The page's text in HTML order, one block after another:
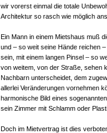
wir vorerst einmal die totale
Architektur so rasch wie möglich
Ein Mann in einem Mietshaus muß
und – so weit seine Hände reichen
sein, mit einem langen Pinsel – so
von weitem, von der Straße, sehen
Nachbarn unterscheidet, dem
allerlei Veränderungen vornehmen
harmonische Bild eines
sein Zimmer mit Schlamm oder
Doch im Mietvertrag ist dies